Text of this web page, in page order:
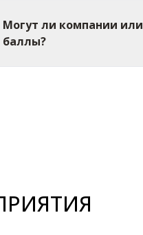
Могут ли компании
баллы?